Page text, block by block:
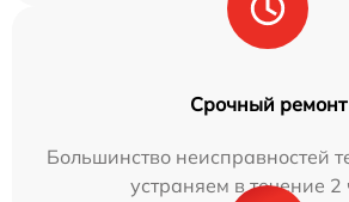
Срочный ремонт
Большинство неисправностей
устраняем в течение 2